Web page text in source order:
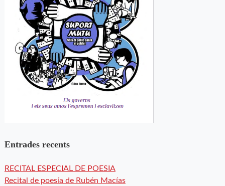
Entrades recents
RECITAL ESPECIAL DE POESIA
Recital de poesía de Rubén Macías